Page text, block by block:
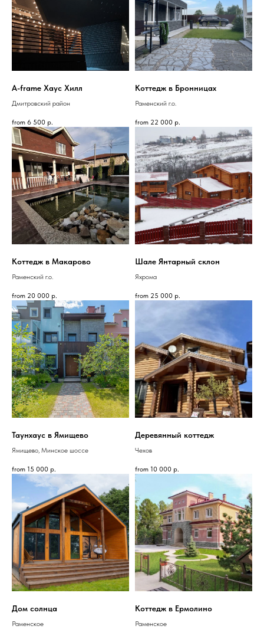
A-frame Хаус Хилл
Дмитровский район
from 6 500 р.
Коттедж в Бронницах
Раменский г.о.
from 22 000 р.
Коттедж в Макарово
Раменский г.о.
from 20 000 р.
Шале Янтарный склон
Яхрома
from 25 000 р.
Таунхаус в Ямищево
Ямищево, Минское шоссе
from 15 000 р.
Деревянный коттедж
Чехов
from 10 000 р.
Дом солнца
Раменское
Коттедж в Ермолино
Раменское